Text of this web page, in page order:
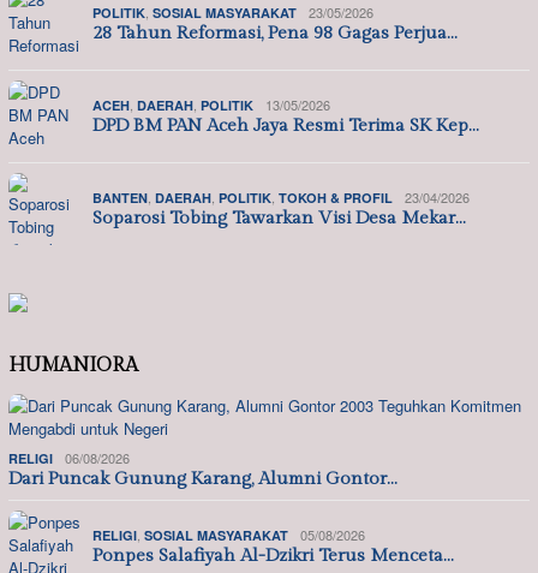
POLITIK SOSIAL MASYARAKAT 23/05/2026
28 Tahun Reformasi, Pena 98 Gagas Perjua…
ACEH DAERAH POLITIK 13/05/2026
DPD BM PAN Aceh Jaya Resmi Terima SK Kep…
BANTEN DAERAH POLITIK TOKOH & PROFIL 23/04/2026
Soparosi Tobing Tawarkan Visi Desa Mekar…
HUMANIORA
RELIGI 06/08/2026
Dari Puncak Gunung Karang, Alumni Gontor…
RELIGI, SOSIAL MASYARAKAT 05/08/2026
Ponpes Salafiyah Al-Dzikri Terus Menceta…